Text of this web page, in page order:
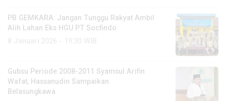
PB GEMKARA: Jangan Tunggu Rakyat Ambil
Alih Lahan Eks HGU PT Socfindo
Gubsu Periode 2008-2011 Syamsul Arifin
Wafat, Hassanudin Sampaikan
Belasungkawa